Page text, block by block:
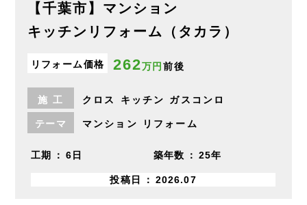
【千葉市】マンション
キッチンリフォーム（タカラ）
リフォーム価格 262万円前後
施 工 クロス キッチン ガスコンロ
テーマ マンション リフォーム
工期 6日 築年数 25年
投稿日 2026.07